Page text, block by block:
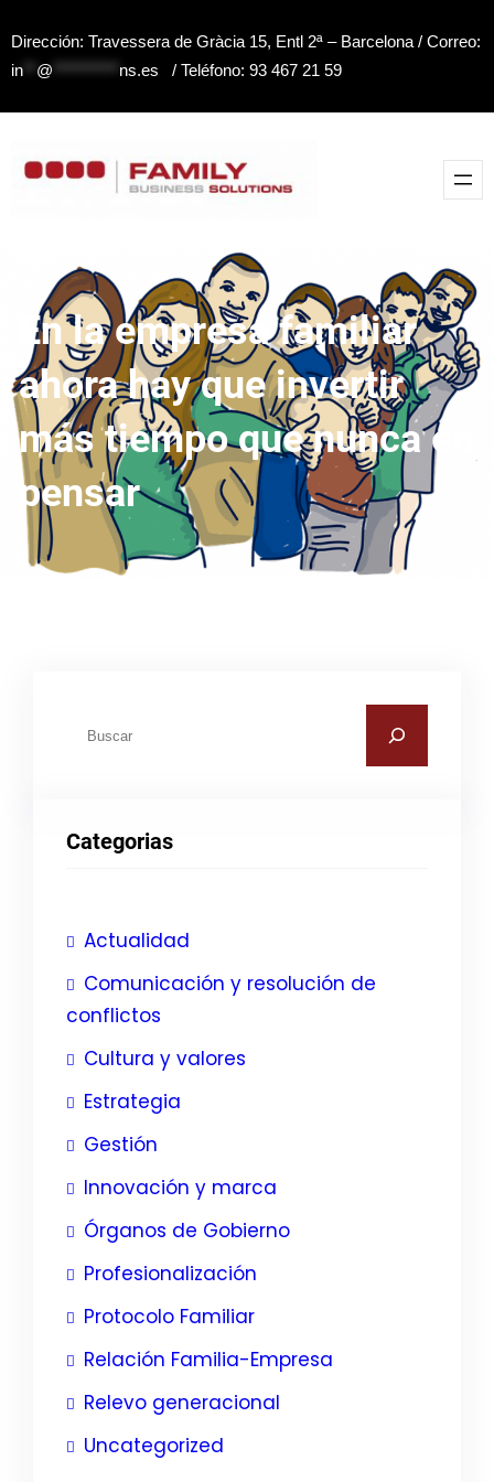
al
contenido
Dirección: Travessera de Gràcia 15, Entl 2ª – Barcelona / Correo:
in
@ ns.es / Teléfono: 93 467 21 59
En la empresa familiar
ahora hay que invertir
más tiempo que nunca en
pensar
a
Categorias
Actualidad
Comunicación y resolución de
conflictos
Cultura y valores
Estrategia
Gestión
Innovación y marca
Órganos de Gobierno
Profesionalización
Protocolo Familiar
Relación Familia-Empresa
Relevo generacional
Uncategorized